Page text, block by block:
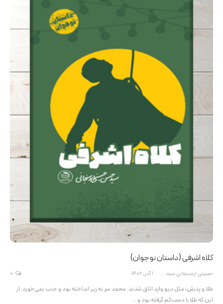
کلاه اشرفی (داستان نوجوان)
حسینی ارسنجانی سید حسن 1 آذر, 1402
طلا و پدرش، مثل دیو وارد اتاق شدند. محمد سر به زیر انداخته بود و جنب نمی‌خورد. از
این که طلا را دست‌کم گرفته بود و…